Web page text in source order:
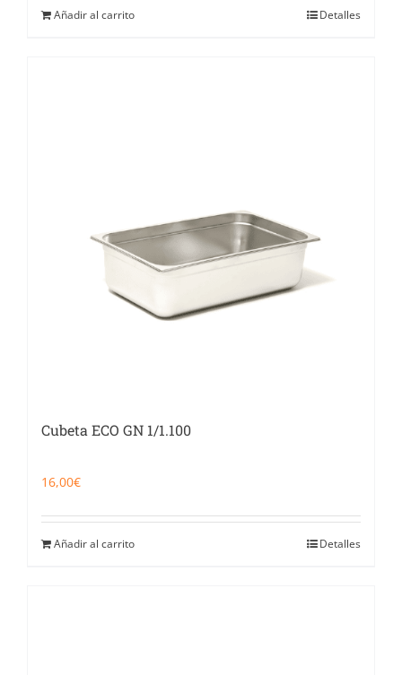
Añadir al carrito Detalles
Cubeta ECO GN 1/1.100
16,00€
Añadir al carrito Detalles